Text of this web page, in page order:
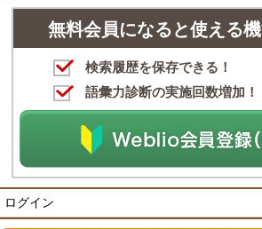
無料会員になると使える
検索履歴を保存できる！
語彙力診断の実施回数増加！
ログイン